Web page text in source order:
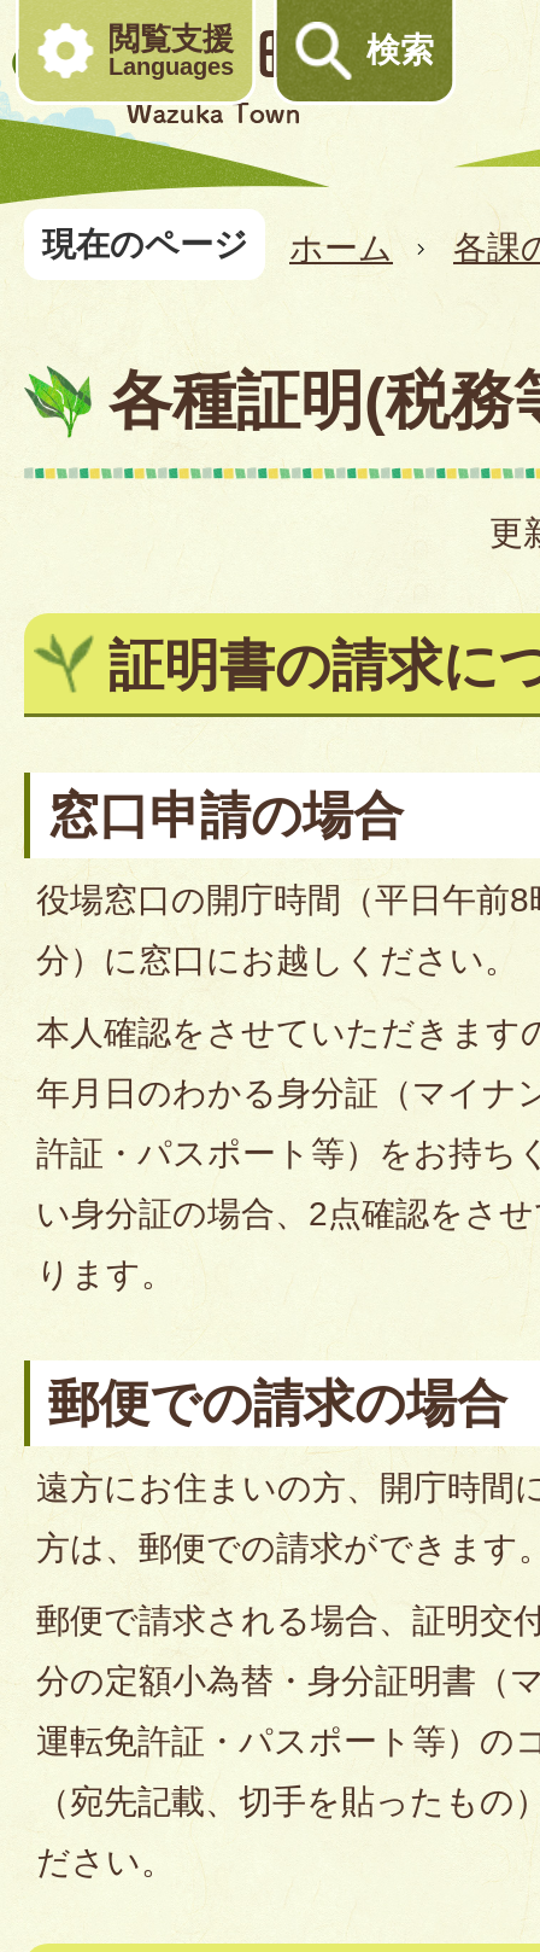
閲覧支援
Languages 検索
現在のページ ホーム 各課
各種証明(税務
更
証明書の請求に
窓口申請の場合
役場窓口の開庁時間（平日午前
分）に窓口にお越しください。
本人確認をさせていただきます
年月日のわかる身分証（マイナ
許証・パスポート等）をお持ち
い身分証の場合、2点確認をさ
ります。
郵便での請求の場合
遠方にお住まいの方、開庁時間
方は、郵便での請求ができます
郵便で請求される場合、証明交
分の定額小為替・身分証明書（
運転免許証・パスポート等）の
（宛先記載、切手を貼ったもの
ださい。